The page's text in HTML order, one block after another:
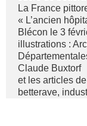
La France
« L’ancien
Blécon le 3
illustrations :
Claude Buxtorf
et les articles
betterave,